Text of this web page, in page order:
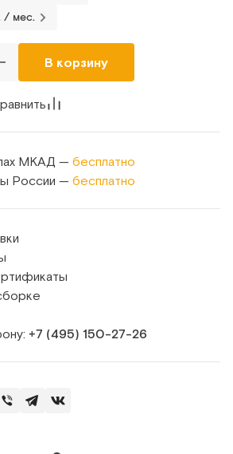
/ мес.
В корзину
МКАД — бесплатно
России — бесплатно
+7 (495) 150‑27‑26